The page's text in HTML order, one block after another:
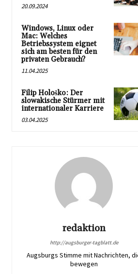
20.09.2024
Windows, Linux oder
Mac: Welches
Betriebssystem eignet
sich am besten für den
privaten Gebrauch?
11.04.2025
Filip Hološko: Der
slowakische Stürmer mit
internationaler Karriere
03.04.2025
redaktion
http://augsburger-tagblatt.de
Augsburgs Stimme mit Nachrichten,
bewegen